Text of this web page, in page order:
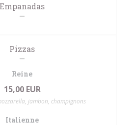
Empanadas
Pizzas
Reine
15,00 EUR
jambon, champignons
Italienne